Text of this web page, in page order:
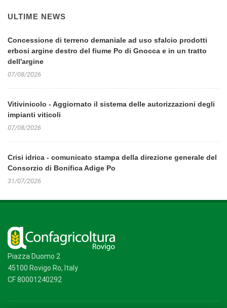
ULTIME NEWS
Concessione di terreno demaniale ad uso sfalcio prodotti
erbosi argine destro del fiume Po di Gnocca e in un tratto
dell'argine
07/08/2026
Vitivinicolo - Aggiornato il sistema delle autorizzazioni degli
impianti viticoli
07/08/2026
Crisi idrica - comunicato stampa della direzione generale del
Consorzio di Bonifica Adige Po
31/07/2026
Piazza Duomo 2
45100 Rovigo Ro, Italy
CF 80001240292